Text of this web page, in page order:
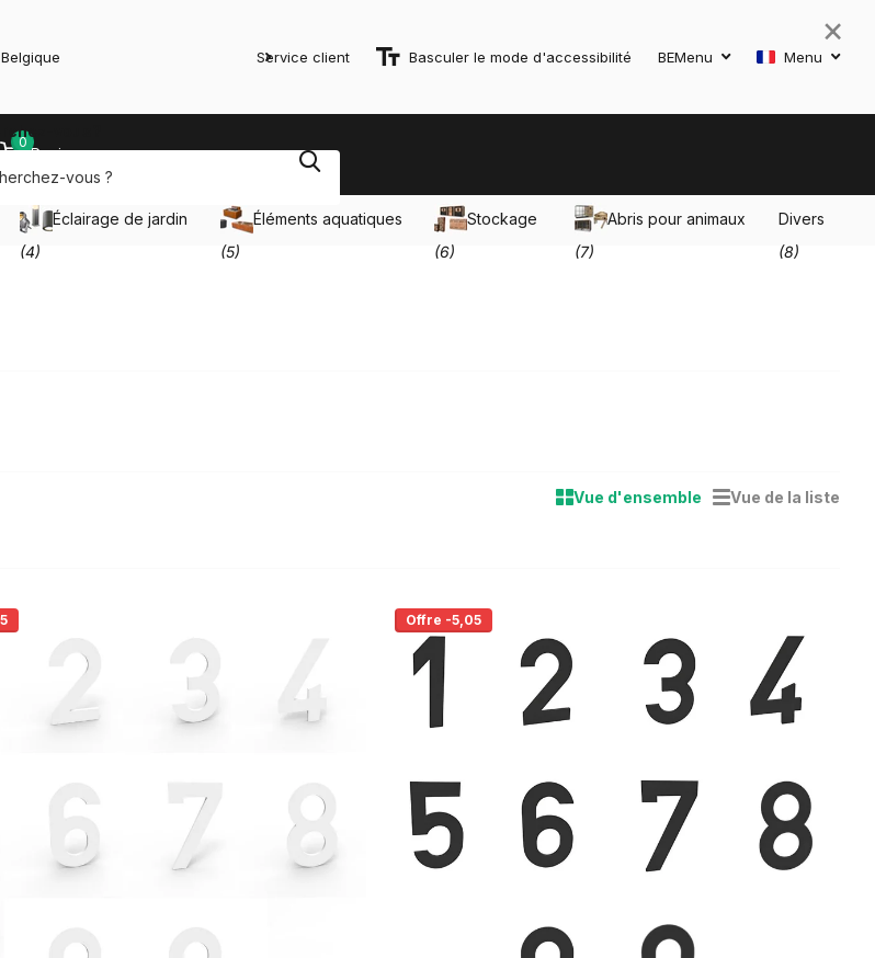
Service client Basculer le mode d'accessibilité BEMenu Menu
vous?
0
Panier
Éclairage de jardin
(4)
Éléments aquatiques
(5)
Stockage
(6)
Abris pour animaux
(7)
Divers
(8)
Vue d'ensemble Vue de la liste
Offre -5,05
×